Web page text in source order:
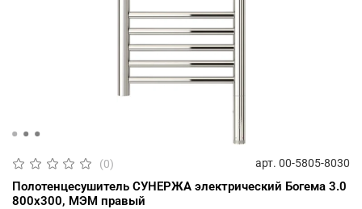
(0) арт. 00-5805-8030
Полотенцесушитель СУНЕРЖА электрический Богема 3.0
800х300, МЭМ правый